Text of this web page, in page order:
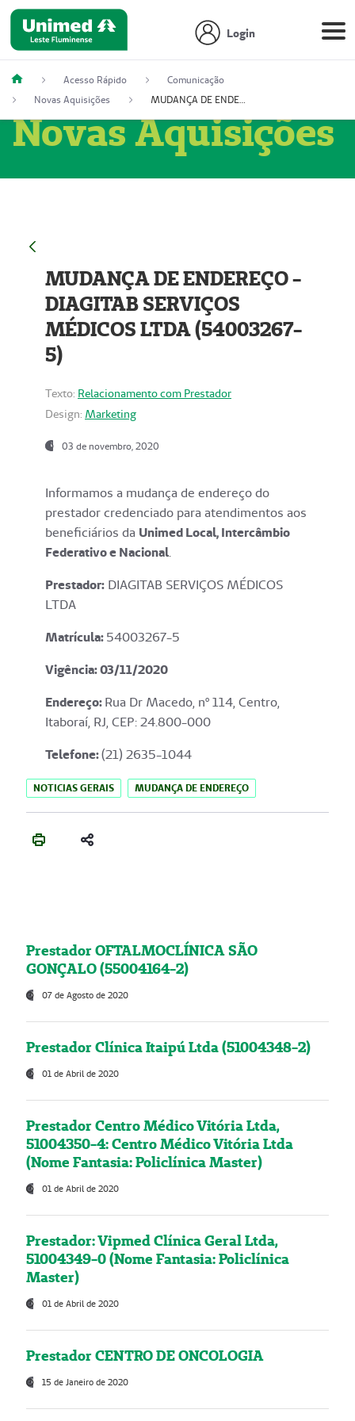
Login
Acesso Rápido
Comunicação
Novas Aquisições
MUDANÇA DE ENDEREÇO - DIAGITAB SERVIÇOS MÉDICOS LTDA (54003267-5)
Novas Aquisições
MUDANÇA DE ENDEREÇO -
DIAGITAB SERVIÇOS
MÉDICOS LTDA (54003267-
5)
Texto: Relacionamento com Prestador
Design: Marketing
03 de novembro, 2020
Informamos a mudança de endereço do
prestador credenciado para atendimentos aos
beneficiários da Unimed Local, Intercâmbio
Federativo e Nacional.
Prestador: DIAGITAB SERVIÇOS MÉDICOS
LTDA
Matrícula:54003267-5
Vigência: 03/11/2020
Endereço:Rua Dr Macedo, nº 114, Centro,
Itaboraí, RJ, CEP: 24.800-000
Telefone:(21) 2635-1044
NOTICIAS GERAIS MUDANÇA DE ENDEREÇO
Prestador OFTALMOCLÍNICA SÃO
GONÇALO (55004164-2)
07 de Agosto de 2020
Prestador Clínica Itaipú Ltda (51004348-2)
01 de Abril de 2020
Prestador Centro Médico Vitória Ltda,
51004350-4: Centro Médico Vitória Ltda
(Nome Fantasia: Policlínica Master)
01 de Abril de 2020
Prestador: Vipmed Clínica Geral Ltda,
51004349-0 (Nome Fantasia: Policlínica
Master)
01 de Abril de 2020
Prestador CENTRO DE ONCOLOGIA
15 de Janeiro de 2020